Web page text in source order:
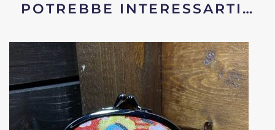
POTREBBE INTERESSARTI…